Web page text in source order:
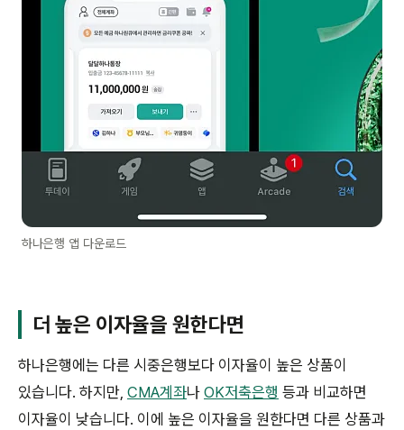
하나은행 앱 다운로드
더 높은 이자율을 원한다면
하나은행에는 다른 시중은행보다 이자율이 높은 상품이
있습니다. 하지만, CMA계좌나 OK저축은행 등과 비교하면
이자율이 낮습니다. 이에 높은 이자율을 원한다면 다른 상품과